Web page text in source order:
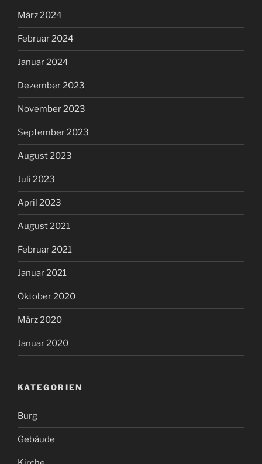
März 2024
Februar 2024
Januar 2024
Dezember 2023
November 2023
September 2023
August 2023
Juli 2023
April 2023
August 2021
Februar 2021
Januar 2021
Oktober 2020
März 2020
Januar 2020
KATEGORIEN
Burg
Gebäude